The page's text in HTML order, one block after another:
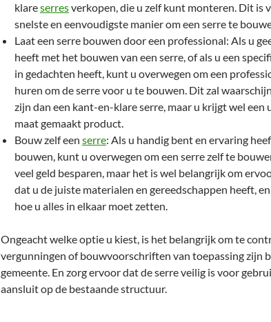
klareserresverkopen, die u zelf kunt monteren. Dit is
snelste en eenvoudigste manier om een serre te
Laat een serre bouwen door een professional: Als u
heeft met het bouwen van een serre, of als u een
in gedachten heeft, kunt u overwegen om een
huren om de serre voor u te bouwen. Dit zal
zijn dan een kant-en-klare serre, maar u krijgt wel een
maat gemaakt product.
Bouw zelf een serre: Als u handig bent en ervaring
bouwen, kunt u overwegen om een serre zelf te
veel geld besparen, maar het is wel belangrijk om
dat u de juiste materialen en gereedschappen heeft,
hoe u alles in elkaar moet zetten.
Ongeacht welke optie u kiest, is het belangrijk om te
vergunningen of bouwvoorschriften van toepassing zijn
gemeente. En zorg ervoor dat de serre veilig is voor
aansluit op de bestaande structuur.